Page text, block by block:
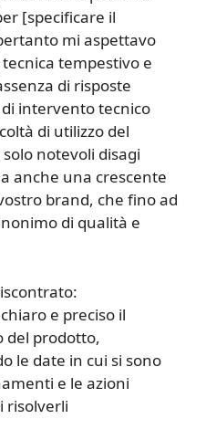
[specificare il
mi aspettavo
tempestivo e
di risposte
intervento tecnico
di utilizzo del
notevoli disagi
anche una crescente
brand, che fino ad
di qualità e
e preciso il
del prodotto,
le date in cui si sono
e le azioni
risolverli